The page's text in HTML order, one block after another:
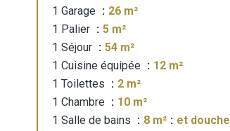
1 Garage
26 m²
1 Palier
5 m²
1 Séjour
54 m²
1 Cuisine équipée
12 m²
1 Toilettes
2 m²
1 Chambre
10 m²
1 Salle de bains
8 m²
et douche